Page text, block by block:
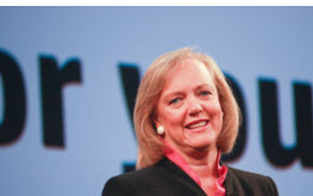
ИММИГРАЦИЯ В США
ЗНАМЕНИТОСТИ
АВТОРСКИЕ КОЛОНКИ
ЗДОРОВЬЕ И КРАСОТА